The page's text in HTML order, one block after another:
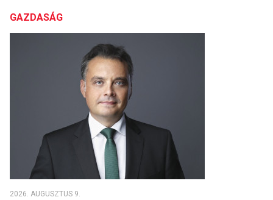
GAZDASÁG
2026. AUGUSZTUS 9.